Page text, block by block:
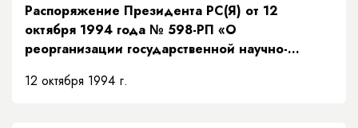
Распоряжение Президента РС(Я) от 12
октября 1994 года № 598-РП «О
реорганизации государственной научно-
"Якутсельхозводстрой"»
12 октября 1994 г.